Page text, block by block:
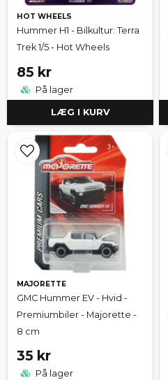
HOT WHEELS
Hummer H1 - Bilkultur: Terra
Trek 1/5 - Hot Wheels
85 kr
På lager
LÆG I KURV
MAJORETTE
GMC Hummer EV - Hvid -
Premiumbiler - Majorette -
8 cm
35 kr
På lager